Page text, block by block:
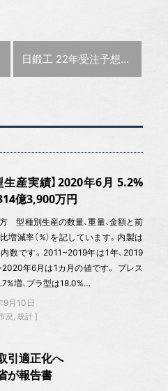
次の記事 :
日鍛工 22年受注予想・4.6%増3400億円
生産実績】2020年6月 5.2%
億3,900万円
型種別生産の数量、重量、金額と前
増減率（%）を記しています。内製は
数です。2011~2019年は1年、2019
年6月は1カ月の値です。 プレス
増、プラ型は18.0%…
9月10日
況 統計
引適正化へ
が報告書